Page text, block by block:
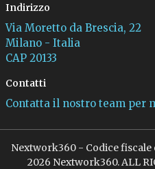
Indirizzo
Via Moretto da Brescia, 22
Milano - Italia
CAP 20133
Contatti
Contatta il nostro team per
Nextwork360 - Codice fiscale
2026 Nextwork360. ALL